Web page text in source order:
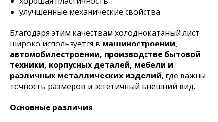
улучшенные механические свойства
Благодаря этим качествам холоднокатаный лист
широко используется в машиностроении,
автомобилестроении, производстве бытовой
техники, корпусных деталей, мебели и
различных металлических изделий, где важны
точность размеров и эстетичный внешний вид.
Основные различия